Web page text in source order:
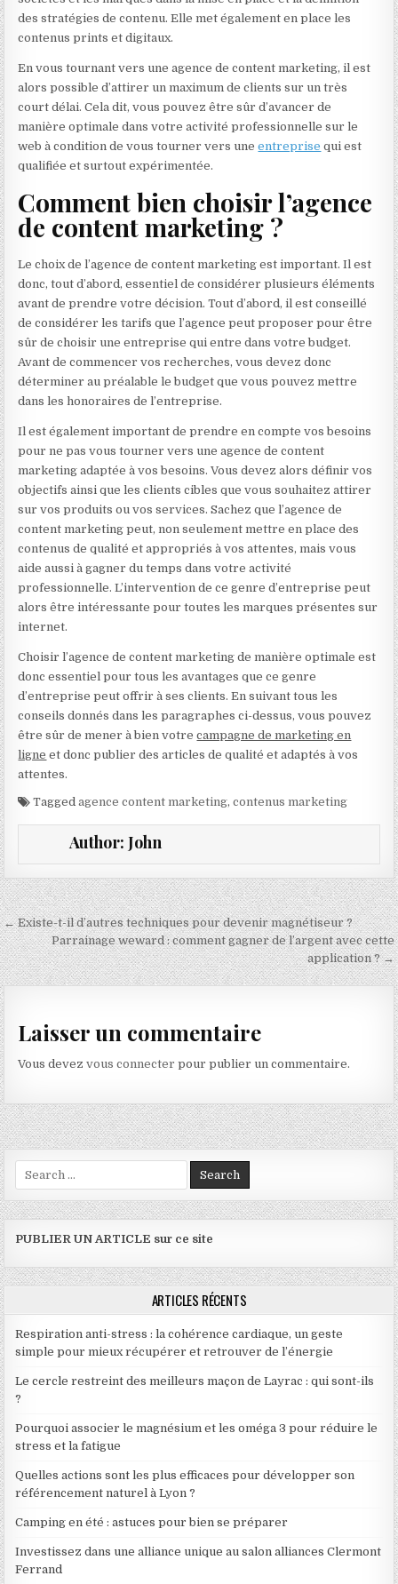
des stratégies de contenu. Elle met également en place les
contenus prints et digitaux.
En vous tournant vers une agence de content marketing, il est
alors possible d’attirer un maximum de clients sur un très
court délai. Cela dit, vous pouvez être sûr d’avancer de
manière optimale dans votre activité professionnelle sur le
web à condition de vous tourner vers uneentreprise qui est
qualifiée et surtout expérimentée.
Comment bien choisir l’agence
de content marketing ?
Le choix de l’agence de content marketing est important. Il est
donc, tout d’abord, essentiel de considérer plusieurs éléments
avant de prendre votre décision. Tout d’abord, il est conseillé
de considérer les tarifs que l’agence peut proposer pour être
sûr de choisir une entreprise qui entre dans votre budget.
Avant de commencer vos recherches, vous devez donc
déterminer au préalable le budget que vous pouvez mettre
dans les honoraires de l’entreprise.
Il est également important de prendre en compte vos besoins
pour ne pas vous tourner vers une agence de content
marketing adaptée à vos besoins. Vous devez alors définir vos
objectifs ainsi que les clients cibles que vous souhaitez attirer
sur vos produits ou vos services. Sachez que l’agence de
content marketing peut, non seulement mettre en place des
contenus de qualité et appropriés à vos attentes, mais vous
aide aussi à gagner du temps dans votre activité
professionnelle. L’intervention de ce genre d’entreprise peut
alors être intéressante pour toutes les marques présentes sur
internet.
Choisir l’agence de content marketing de manière optimale est
donc essentiel pour tous les avantages que ce genre
d’entreprise peut offrir à ses clients. En suivant tous les
conseils donnés dans les paragraphes ci-dessus, vous pouvez
être sûr de mener à bien votrecampagne de marketing en
ligne et donc publier des articles de qualité et adaptés à vos
attentes.
Taggedagence content marketing,contenus marketing
Author: John
Navigation de l’article
← Existe-t-il d’autres techniques pour devenir magnétiseur ?
Parrainage weward : comment gagner de l’argent avec cette
application ? →
Laisser un commentaire
Vous devezvous connecter pour publier un commentaire.
Search for:
PUBLIER UN ARTICLE sur ce site
ARTICLES RÉCENTS
Respiration anti-stress : la cohérence cardiaque, un geste
simple pour mieux récupérer et retrouver de l’énergie
Le cercle restreint des meilleurs maçon de Layrac : qui sont-ils
?
Pourquoi associer le magnésium et les oméga 3 pour réduire le
stress et la fatigue
Quelles actions sont les plus efficaces pour développer son
référencement naturel à Lyon ?
Camping en été : astuces pour bien se préparer
Investissez dans une alliance unique au salon alliances Clermont
Ferrand